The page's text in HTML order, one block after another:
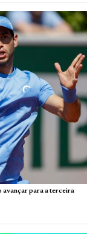
avançar para a terceira